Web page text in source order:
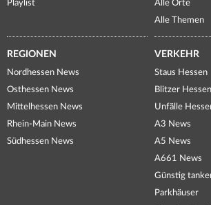
Playlist
Alle Orte
Alle Themen
REGIONEN
Nordhessen News
Osthessen News
Mittelhessen News
Rhein-Main News
Südhessen News
VERKEHR
Staus Hessen
Blitzer Hessen
Unfälle
A3 News
A5 News
A661 News
Günstig
Parkhäuser